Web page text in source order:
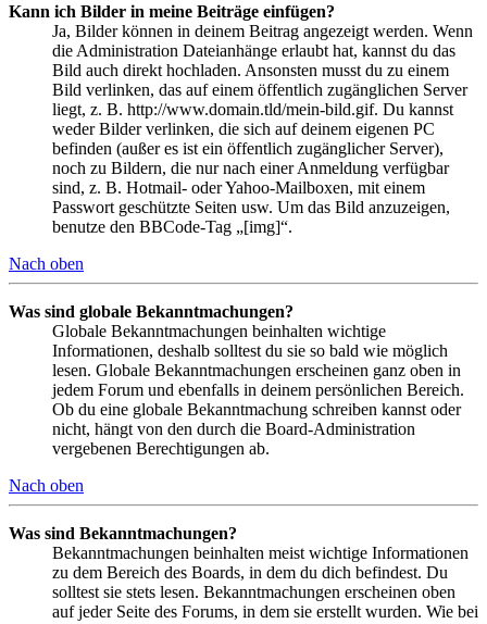
Kann ich Bilder in meine Beiträge einfügen?
Ja, Bilder können in deinem Beitrag angezeigt werden. Wenn
die Administration Dateianhänge erlaubt hat, kannst du das
Bild auch direkt hochladen. Ansonsten musst du zu einem
Bild verlinken, das auf einem öffentlich zugänglichen Server
liegt, z. B. http://www.domain.tld/mein-bild.gif. Du kannst
weder Bilder verlinken, die sich auf deinem eigenen PC
befinden (außer es ist ein öffentlich zugänglicher Server),
noch zu Bildern, die nur nach einer Anmeldung verfügbar
sind, z. B. Hotmail- oder Yahoo-Mailboxen, mit einem
Passwort geschützte Seiten usw. Um das Bild anzuzeigen,
benutze den BBCode-Tag „[img]“.
Nach oben
Was sind globale Bekanntmachungen?
Globale Bekanntmachungen beinhalten wichtige
Informationen, deshalb solltest du sie so bald wie möglich
lesen. Globale Bekanntmachungen erscheinen ganz oben in
jedem Forum und ebenfalls in deinem persönlichen Bereich.
Ob du eine globale Bekanntmachung schreiben kannst oder
nicht, hängt von den durch die Board-Administration
vergebenen Berechtigungen ab.
Nach oben
Was sind Bekanntmachungen?
Bekanntmachungen beinhalten meist wichtige Informationen
zu dem Bereich des Boards, in dem du dich befindest. Du
solltest sie stets lesen. Bekanntmachungen erscheinen oben
auf jeder Seite des Forums, in dem sie erstellt wurden. Wie bei